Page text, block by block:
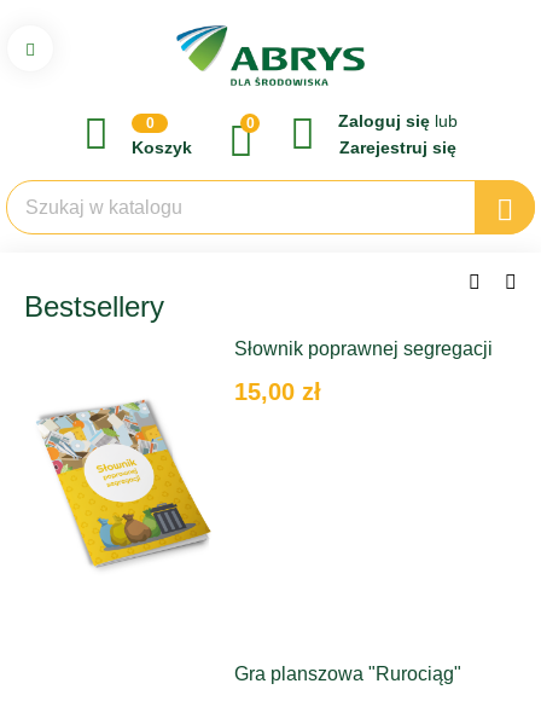
0
Koszyk
0 Zaloguj się lub
Zarejestruj się
Bestsellery
Słownik poprawnej segregacji
15,00 zł
Gra planszowa "Rurociąg"